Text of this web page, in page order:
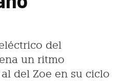
del
un ritmo
del Zoe en su ciclo